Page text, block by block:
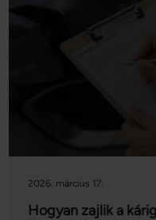
mennyit kell fizetnie,
mentességek vehetők
figyelni gépjármű
2026. március 17.
Hogyan zajlik a